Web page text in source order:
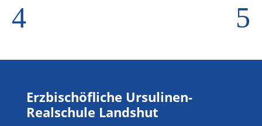
4 5
Erzbischöfliche Ursulinen-
Realschule Landshut